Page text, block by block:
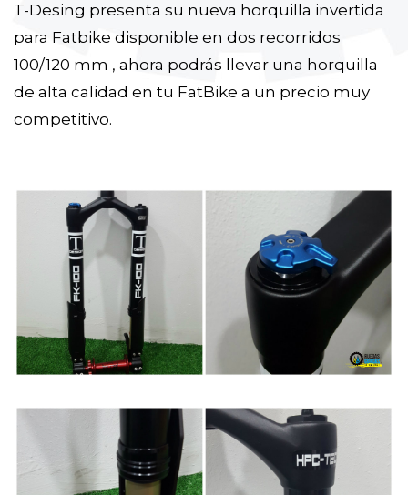
T-Desing presenta su nueva horquilla invertida
para Fatbike disponible en dos recorridos
100/120 mm , ahora podrás llevar una horquilla
de alta calidad en tu FatBike a un precio muy
competitivo.